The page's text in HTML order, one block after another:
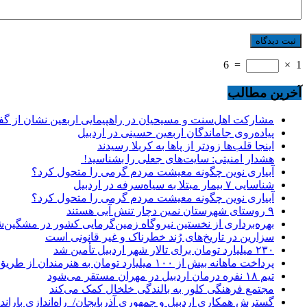
1
×
=
6
آخرین مطالب
مشارکت اهل‌سنت و مسیحیان در راهپیمایی اربعین نشان از
پیاده‌روی جاماندگان اربعین حسینی در اردبیل
اینجا قلب‌ها زودتر از پاها به کربلا رسیدند
هشدار امنیتی: سایت‌های جعلی را بشناسید!
آبیاری نوین چگونه معیشت مردم گرمی را متحول کرد؟
شناسایی ۷ بیمار مبتلا به سیاه‌سرفه در اردبیل
آبیاری نوین چگونه معیشت مردم گرمی را متحول کرد؟
۹ روستای شهرستان نمین دچار تنش آبی هستند
بهره‌برداری از نخستین نیروگاه زمین‌گرمایی کشور در
سزارین در تاریخ‌های رُند خطرناک و غیر قانونی است
۲۳۰ میلیارد تومان برای تالار شهر اردبیل تأمین شد
پرداخت ماهانه بیش از ۱۰۰ میلیارد تومان به هنرمندان از طریق صندوق هنر
تیم ۱۸ نفره درمان اردبیل در مهران مستقر می‌شود
مجتمع فرهنگی کلور به بالندگی خلخال کمک می‌کند
گسترش همکاری اردبیل و جمهوری آذربایجان/ راه‌اندازی